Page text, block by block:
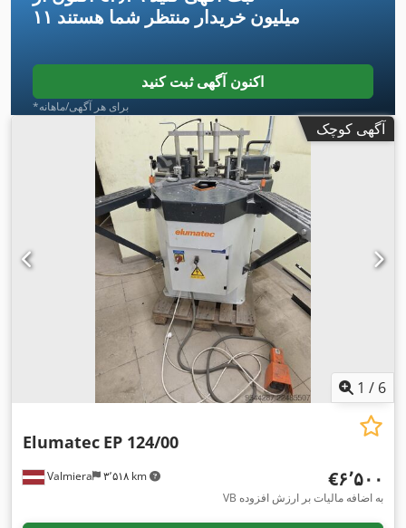
۱۱ میلیون خریدار منتظر شما هستند
اکنون آگهی ثبت کنید
*برای هر آگهی/ماهانه
آگهی کوچک
1 / 6
Valmiera ۳٬۵۱۸ km
Elumatec EP 124/00
‎€۶٬۵۰۰
VB به اضافه مالیات بر ارزش افزوده